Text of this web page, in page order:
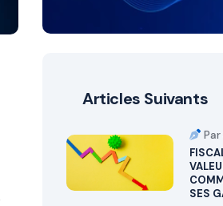
Articles Suivants
SES